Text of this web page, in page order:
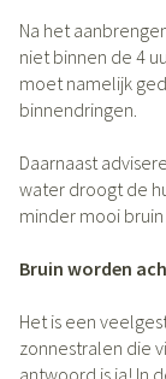
Na het
niet binnen de 4
moet namelijk
binnendringen.
Daarnaast
water droogt de
minder mooi
Bruin worden
Het is een
zonnestralen die